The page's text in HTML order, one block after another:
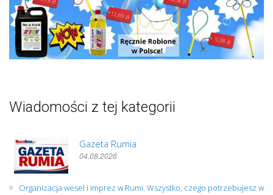
Wiadomości z tej kategorii
Gazeta Rumia
04.08.2026
Organizacja wesel i imprez w Rumi. Wszystko, czego potrzebujesz w